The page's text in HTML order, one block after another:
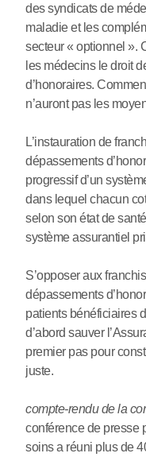
des syndicats de
maladie et les
secteur « optionnel ».
les médecins le droit
d’honoraires.
n’auront pas les
L’instauration de
dépassements
progressif d’un
dans lequel chacun
selon son état de
système assurantiel
S’opposer aux
dépassements
patients bénéficiaires
d’abord sauver
premier pas pour
juste.
compte-rendu de la
conférence de presse
soins a réuni plus de